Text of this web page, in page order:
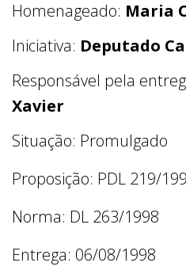
Homenageado: Maria
Iniciativa: Deputado
Responsável pela
Xavier
Situação: Promulgado
Proposição: PDL 219/
Norma: DL 263/1998
Entrega: 06/08/1998